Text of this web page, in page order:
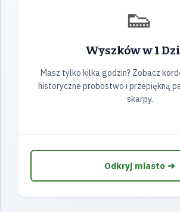
👟
Wyszków w 1
Masz tylko kilka godzin? Zobacz
historyczne probostwo i przepiękną
skarpy.
Odkryj miasto ➔